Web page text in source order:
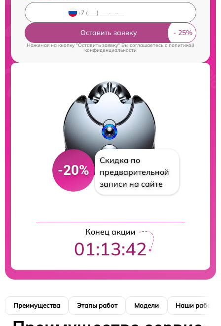
Оставить заявку
Нажимая на кнопку "Оставить заявку" Вы соглашаетесь cполитикой
конфиденциальности
-20%
Скидка по
предварительной
записи на сайте
Конец акции
01:13:42
Преимущества Этапы работ Модели Наши работы